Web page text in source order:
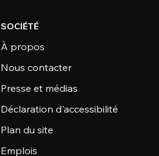
SOCIÉTÉ
À propos
Nous contacter
Presse et médias
Déclaration d'accessibilité
Plan du site
Emplois